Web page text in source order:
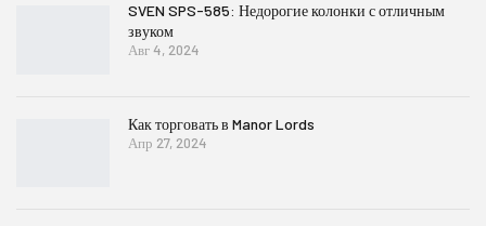
SVEN SPS-585: Недорогие колонки с отличным
звуком
Авг 4, 2024
Как торговать в Manor Lords
Апр 27, 2024